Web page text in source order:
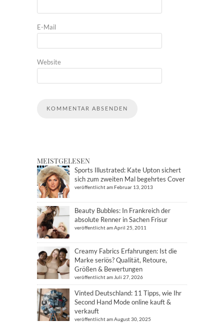
E-Mail
Website
MEISTGELESEN
Sports Illustrated: Kate Upton sichert
sich zum zweiten Mal begehrtes Cover
veröffentlicht am Februar 13, 2013
Beauty Bubbles: In Frankreich der
absolute Renner in Sachen Frisur
veröffentlicht am April 25, 2011
Creamy Fabrics Erfahrungen: Ist die
Marke seriös? Qualität, Retoure,
Größen & Bewertungen
veröffentlicht am Juli 27, 2026
Vinted Deutschland: 11 Tipps, wie Ihr
Second Hand Mode online kauft &
verkauft
veröffentlicht am August 30, 2025